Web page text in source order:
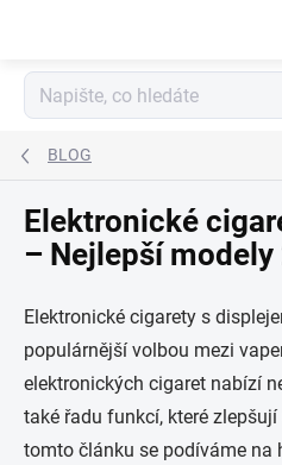
BLOG
Elektronické
– Nejlepší modely
Elektronické cigarety s
populárnější volbou mezi
elektronických cigaret nabízí
také řadu funkcí, které
tomto článku se podíváme na